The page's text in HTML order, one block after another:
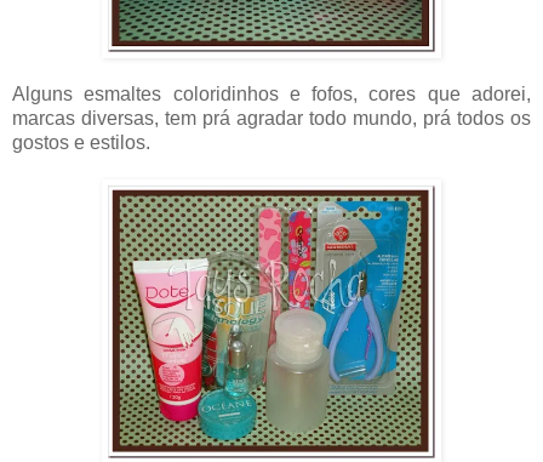
Alguns esmaltes coloridinhos e fofos, cores que adorei,
marcas diversas, tem prá agradar todo mundo, prá todos os
gostos e estilos.